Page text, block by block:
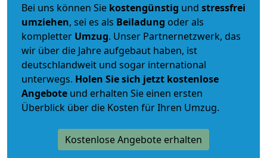
Bei uns können Sie kostengünstig und stressfrei
umziehen, sei es als Beiladung oder als
kompletter Umzug. Unser Partnernetzwerk, das
wir über die Jahre aufgebaut haben, ist
deutschlandweit und sogar international
unterwegs. Holen Sie sich jetzt kostenlose
Angebote und erhalten Sie einen ersten
Überblick über die Kosten für Ihren Umzug.
Kostenlose Angebote erhalten